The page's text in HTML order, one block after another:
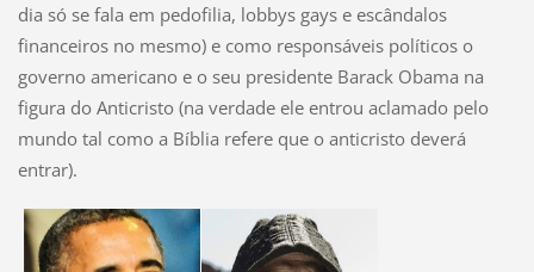
dia só se fala em pedofilia, lobbys gays e escândalos
financeiros no mesmo) e como responsáveis políticos o
governo americano e o seu presidente Barack Obama na
figura do Anticristo (na verdade ele entrou aclamado pelo
mundo tal como a Bíblia refere que o anticristo deverá
entrar).